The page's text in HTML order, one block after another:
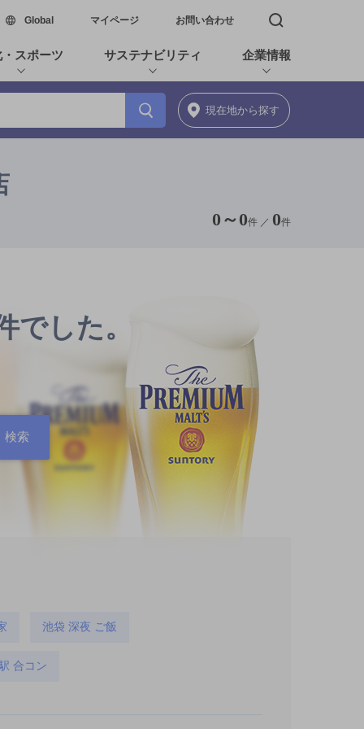
Global新しいウィンドウで開く
マイページ お問い合わせ 検索窓を開く
スポーツ サステナビリティ 企業情報
現在地から探す
0 ～ 0件 ／ 0件
でした。
池袋 深夜 ご飯
合コン